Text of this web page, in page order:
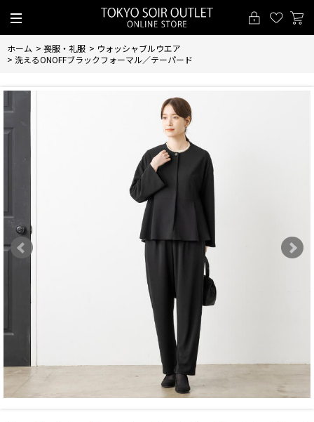
ホーム > 喪服・礼服 > ウォッシャブルウエア
> 洗えるONOFFブラックフォーマル／テーパード